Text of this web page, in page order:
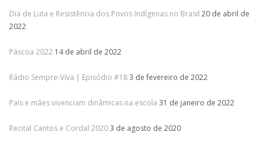
Dia de Luta e Resistência dos Povos Indígenas no Brasil 20 de abril de
2022
Páscoa 2022 14 de abril de 2022
Rádio Sempre-Viva | Episódio #183 de fevereiro de 2022
Pais e mães vivenciam dinâmicas na escola 31 de janeiro de 2022
Recital Cantos e Cordal 20203 de agosto de 2020